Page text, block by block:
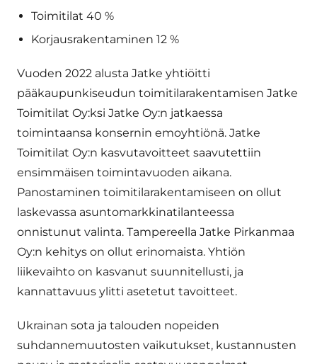
Toimitilat 40 %
Korjausrakentaminen 12 %
Vuoden 2022 alusta Jatke yhtiöitti
pääkaupunkiseudun toimitilarakentamisen Jatke
Toimitilat Oy:ksi Jatke Oy:n jatkaessa
toimintaansa konsernin emoyhtiönä. Jatke
Toimitilat Oy:n kasvutavoitteet saavutettiin
ensimmäisen toimintavuoden aikana.
Panostaminen toimitilarakentamiseen on ollut
laskevassa asuntomarkkinatilanteessa
onnistunut valinta. Tampereella Jatke Pirkanmaa
Oy:n kehitys on ollut erinomaista. Yhtiön
liikevaihto on kasvanut suunnitellusti, ja
kannattavuus ylitti asetetut tavoitteet.
Ukrainan sota ja talouden nopeiden
suhdannemuutosten vaikutukset, kustannusten